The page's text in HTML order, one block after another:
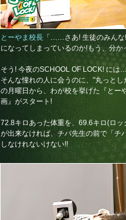
とーやま校長「……さあ! 生徒のみんな
になってしまっているのか!もう、分か
そう! 今夜のSCHOOL OF LOCK! に
そんな憧れの人に会うのに、"丸っと
の月曜日から、わが校を挙げた『とー
画』がスタート!
72.8キロあった体重を、69.6キロ(ロ
が出来なければ、チバ先生の前で「チ
しなけれないけない!!